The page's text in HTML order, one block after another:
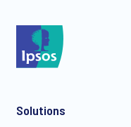
Solutions